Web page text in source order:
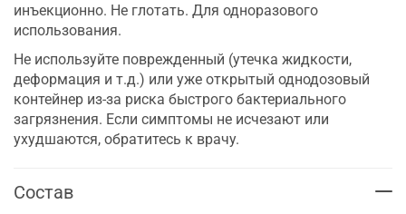
инъекционно. Не глотать. Для одноразового
использования.
Не используйте поврежденный (утечка жидкости,
деформация и т.д.) или уже открытый однодозовый
контейнер из-за риска быстрого бактериального
загрязнения. Если симптомы не исчезают или
ухудшаются, обратитесь к врачу.
Состав